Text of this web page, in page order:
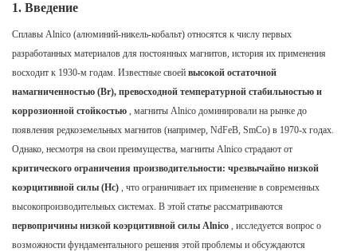
1. Введение
Сплавы Alnico (алюминий-никель-кобальт) относятся к числу первых
разработанных материалов для постоянных магнитов, история их применения
восходит к 1930-м годам. Известные своей высокой остаточной
намагниченностью (Br), превосходной температурной стабильностью и
коррозионной стойкостью , магниты Alnico доминировали на рынке до
появления редкоземельных магнитов (например, NdFeB, SmCo) в 1970-х годах.
Однако, несмотря на свои преимущества, магниты Alnico страдают от
критического ограничения производительности: чрезвычайно низкой
коэрцитивной силы (Hc) , что ограничивает их применение в современных
высокопроизводительных системах. В этой статье рассматриваются
первопричины низкой коэрцитивной силы Alnico , исследуется вопрос о
возможности фундаментального решения этой проблемы и обсуждаются